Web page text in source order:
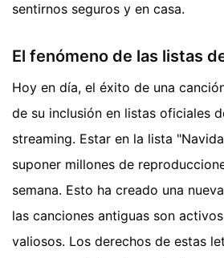
sentirnos seguros y en casa.
El fenómeno de las listas
Hoy en día, el éxito de una
de su inclusión en listas oficiales
streaming. Estar en la lista
suponer millones de
semana. Esto ha creado una
las canciones antiguas son
valiosos. Los derechos de estas